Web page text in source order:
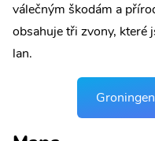
válečným škodám a
obsahuje tři zvony, které
lan.